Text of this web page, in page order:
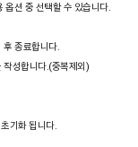
옵션 중 선택할 수 있습니다.
후 종료합니다.
작성합니다.(중복제외)
기화 됩니다.